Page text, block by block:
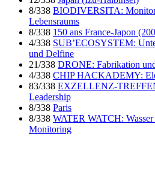
8/338 BIODIVERSITA:
Lebensraums
8/338 150 ans France-Japon
4/338 SUB’ECOSYSTEM:
und Delfine
21/338 DRONE: Fabrikation
4/338 CHIP HACKADEMY:
83/338 EXZELLENZ-
Leadership
8/338 Paris
8/338 WATER WATCH:
Monitoring